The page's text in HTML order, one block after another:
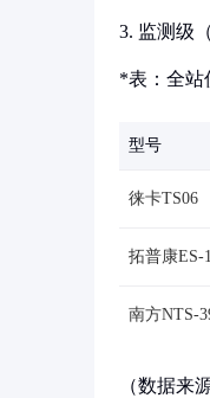
3. 监测级
*表：全站
型号
徕卡TS06
拓普康ES-
南方NTS-
（数据来